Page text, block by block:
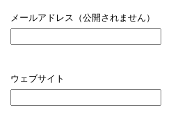
メールアドレス（公開されません）
ウェブサイト